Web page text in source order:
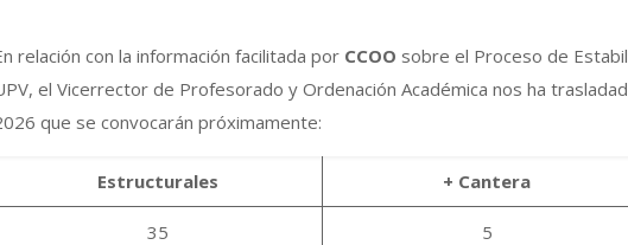
relación con la información facilitada por CCOO sobre el Proceso de
el Vicerrector de Profesorado y Ordenación Académica nos ha
que se convocarán próximamente:
Estructurales + Cantera
35 5